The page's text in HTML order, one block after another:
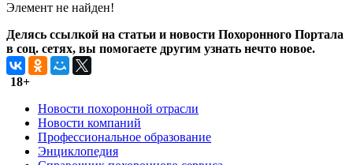
Элемент не найден!
Делясь ссылкой на статьи и новости Похоронного Портала
в соц. сетях, вы помогаете другим узнать нечто новое.
18+
Новости похоронной отрасли
Новости компаний
Профессиональное образование
Энциклопедия